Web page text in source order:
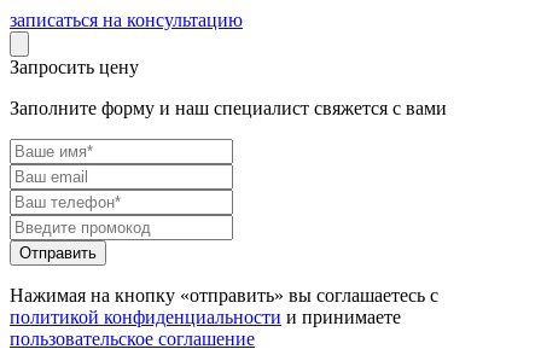
записаться на консультацию
Запросить цену
Заполните форму и наш специалист свяжется с вами
Нажимая на кнопку «отправить» вы соглашаетесь с
политикой конфиденциальности и принимаете
пользовательское соглашение